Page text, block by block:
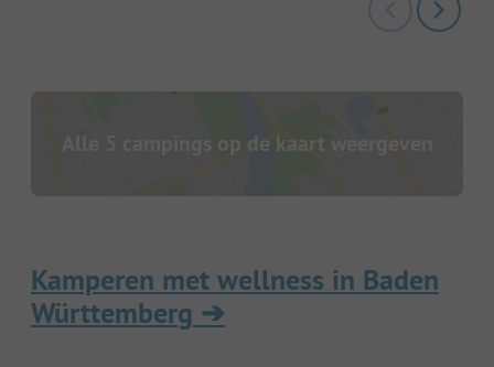
Alle 5 campings op de kaart weergeven
Kamperen met wellness in Baden
Württemberg ➔